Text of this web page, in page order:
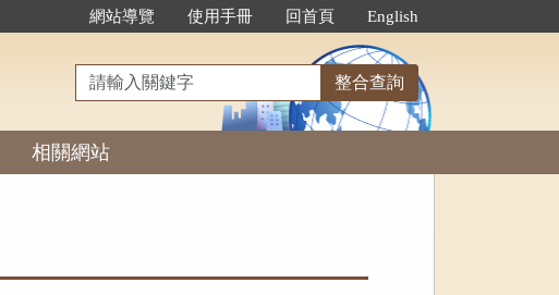
網站導覽 使用手冊 回首頁 English
請
輸
入
關
鍵
整合查詢
相關網站